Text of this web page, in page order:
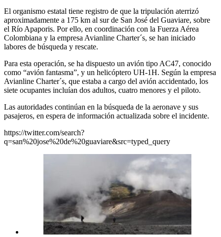
El organismo estatal tiene registro de que la tripulación aterrizó
aproximadamente a 175 km al sur de San José del Guaviare, sobre
el Río Apaporis. Por ello, en coordinación con la Fuerza Aérea
Colombiana y la empresa Avianline Charter´s, se han iniciado
labores de búsqueda y rescate.
Para esta operación, se ha dispuesto un avión tipo AC47, conocido
como “avión fantasma”, y un helicóptero UH-1H. Según la empresa
Avianline Charter´s, que estaba a cargo del avión accidentado, los
siete ocupantes incluían dos adultos, cuatro menores y el piloto.
Las autoridades continúan en la búsqueda de la aeronave y sus
pasajeros, en espera de información actualizada sobre el incidente.
https://twitter.com/search?
q=san%20jose%20de%20guaviare&src=typed_query